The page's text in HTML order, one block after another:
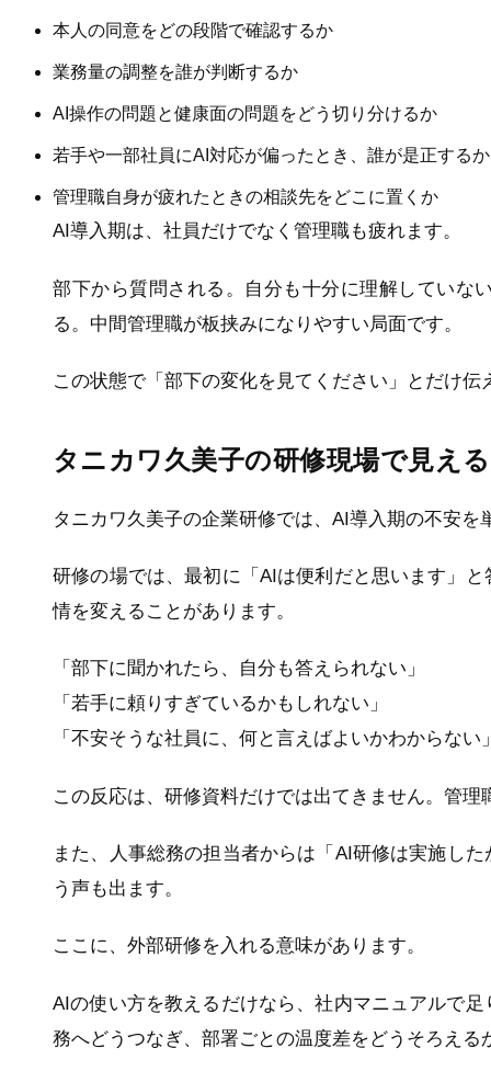
本人の同意をどの段階で確認するか
業務量の調整を誰が判断するか
AI操作の問題と健康面の問題をどう切り分けるか
若手や一部社員にAI対応が偏ったとき、誰が是正するか
管理職自身が疲れたときの相談先をどこに置くか
AI導入期は、社員だけでなく管理職も疲れます。
部下から質問される。自分も十分に理解していな
る。中間管理職が板挟みになりやすい局面です。
この状態で「部下の変化を見てください」とだけ
タニカワ久美子の研修現場で見え
タニカワ久美子の企業研修では、AI導入期の不安
研修の場では、最初に「AIは便利だと思います」
情を変えることがあります。
「部下に聞かれたら、自分も答えられない」
「若手に頼りすぎているかもしれない」
「不安そうな社員に、何と言えばよいかわからない
この反応は、研修資料だけでは出てきません。管
また、人事総務の担当者からは「AI研修は実施し
う声も出ます。
ここに、外部研修を入れる意味があります。
AIの使い方を教えるだけなら、社内マニュアルで
務へどうつなぎ、部署ごとの温度差をどうそろえ